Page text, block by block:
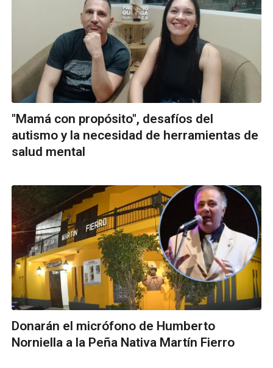
"Mamá con propósito", desafíos del
autismo y la necesidad de herramientas de
salud mental
Donarán el micrófono de Humberto
Norniella a la Peña Nativa Martín Fierro